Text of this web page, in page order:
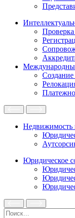
Проверка
Недвижимость
Юридическое
Найти: